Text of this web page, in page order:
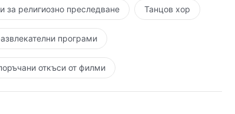
за религиозно преследване Танцов хор
програми
откъси от филми